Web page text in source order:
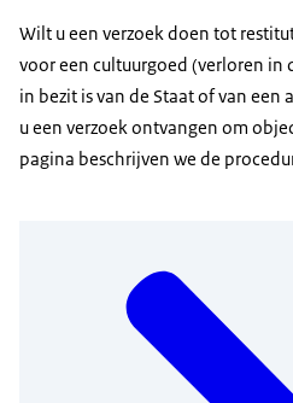
Wilt u een verzoek doen tot
voor een cultuurgoed (verloren
in bezit is van de Staat of van
u een verzoek ontvangen om
pagina beschrijven we de